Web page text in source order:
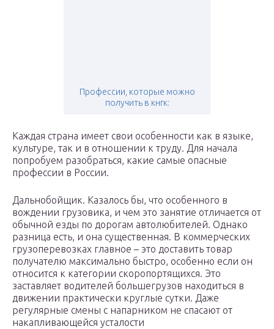
Профессии, которые можно
получить в кнгк:
Каждая страна имеет свои особенности как в языке,
культуре, так и в отношении к труду. Для начала
попробуем разобраться, какие самые опасные
профессии в России.
Дальнобойщик. Казалось бы, что особенного в
вождении грузовика, и чем это занятие отличается от
обычной езды по дорогам автолюбителей. Однако
разница есть, и она существенная. В коммерческих
грузоперевозках главное – это доставить товар
получателю максимально быстро, особенно если он
относится к категории скоропортящихся. Это
заставляет водителей большегрузов находиться в
движении практически круглые сутки. Даже
регулярные смены с напарником не спасают от
накапливающейся усталости